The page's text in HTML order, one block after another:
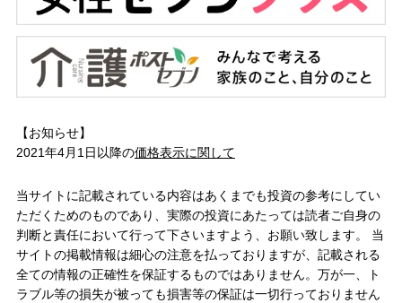
【お知らせ】
2021年4月1日以降の価格表示に関して
当サイトに記載されている内容はあくまでも投資の参考にしてい
ただくためのものであり、実際の投資にあたっては読者ご自身の
判断と責任において行って下さいますよう、お願い致します。 当
サイトの掲載情報は細心の注意を払っておりますが、記載される
全ての情報の正確性を保証するものではありません。万が一、ト
ラブル等の損失が被っても損害等の保証は一切行っておりません